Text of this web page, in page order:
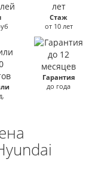
Стаж
от 10 лет
Гарантия
до года